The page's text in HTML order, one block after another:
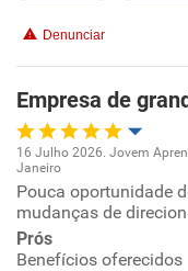
Recomenda esta
Recomenda a
Denunciar
Empresa de
Oportunidade de
Ambiente de trabalho
16 Julho 2026. Jovem
Janeiro
Pouca oportunidade
mudanças de
Prós
Benefícios oferecidos